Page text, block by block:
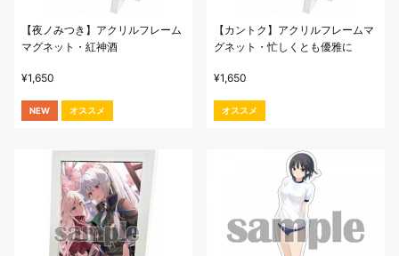
【夜ノみつき】アクリルフレーム
マグネット・紅神酒
¥1,650
NEW オススメ
【カントク】アクリルフレームマ
グネット・忙しくとも優雅に
¥1,650
オススメ